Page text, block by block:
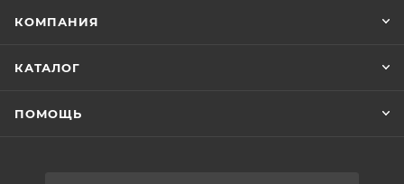
КОМПАНИЯ
КАТАЛОГ
ПОМОЩЬ